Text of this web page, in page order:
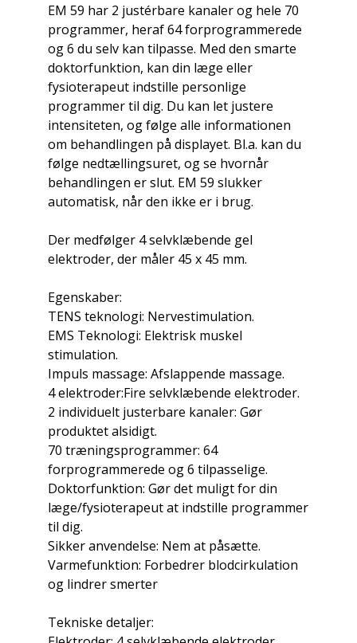
EM 59 har 2 justérbare kanaler og hele 70
programmer, heraf 64 forprogrammerede
og 6 du selv kan tilpasse. Med den smarte
doktorfunktion, kan din læge eller
fysioterapeut indstille personlige
programmer til dig. Du kan let justere
intensiteten, og følge alle informationen
om behandlingen på displayet. Bl.a. kan du
følge nedtællingsuret, og se hvornår
behandlingen er slut. EM 59 slukker
automatisk, når den ikke er i brug.
Der medfølger 4 selvklæbende gel
elektroder, der måler 45 x 45 mm.
Egenskaber:
TENS teknologi: Nervestimulation.
EMS Teknologi: Elektrisk muskel
stimulation.
Impuls massage: Afslappende massage.
4 elektroder:Fire selvklæbende elektroder.
2 individuelt justerbare kanaler: Gør
produktet alsidigt.
70 træningsprogrammer: 64
forprogrammerede og 6 tilpasselige.
Doktorfunktion: Gør det muligt for din
læge/fysioterapeut at indstille programmer
til dig.
Sikker anvendelse: Nem at påsætte.
Varmefunktion: Forbedrer blodcirkulation
og lindrer smerter
Tekniske detaljer: